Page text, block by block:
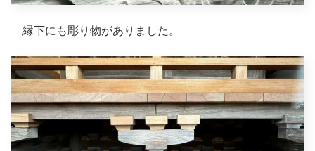
縁下にも彫り物がありました。